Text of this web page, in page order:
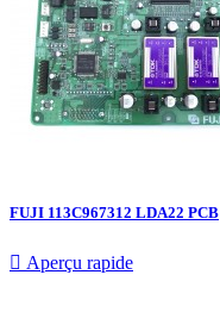
FUJI 113C967312 LDA22 PCB
 Aperçu rapide